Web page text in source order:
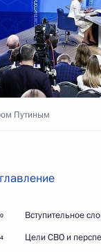
Видео, 13 мин.
Путиным
Вступительное
Цели СВО и